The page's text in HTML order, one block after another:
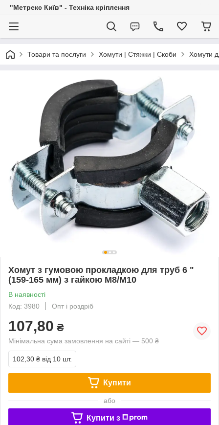
"Метрекс Київ" - Техніка кріплення
Товари та послуги Хомути | Стяжки | Скоби Хомути
Хомут з гумовою прокладкою для труб 6 "
(159-165 мм) з гайкою М8/М10
В наявності
Код: 3980
Опт і роздріб
107,80 ₴
Мінімальна сума замовлення на сайті — 500 ₴
102,30 ₴ від 10 шт.
Купити
або
Купити з